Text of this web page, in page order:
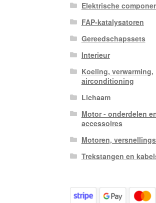
Elektrische
FAP-katalysatoren
Gereedschapssets
Interieur
Koeling, verwarming,
airconditioning
Lichaam
Motor - onderdelen
accessoires
Motoren,
Trekstangen en